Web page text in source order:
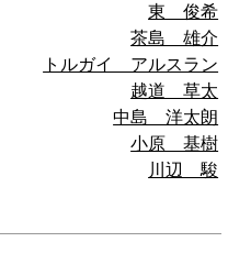
東 俊希
茶島 雄介
トルガイ アルスラン
越道 草太
中島 洋太朗
小原 基樹
川辺 駿